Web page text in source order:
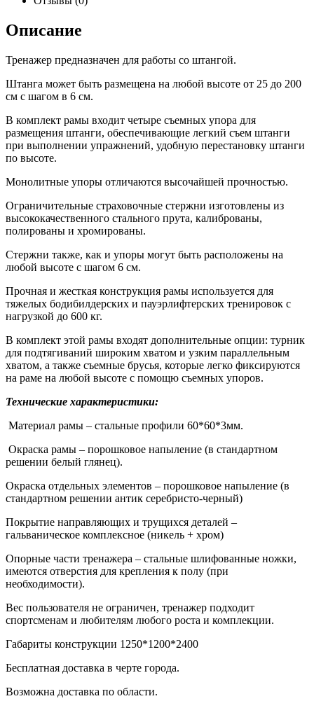
Описание
Тренажер предназначен для работы со штангой.
Штанга может быть размещена на любой высоте от 25 до 200
см с шагом в 6 см.
В комплект рамы входит четыре съемных упора для
размещения штанги, обеспечивающие легкий съем штанги
при выполнении упражнений, удобную перестановку штанги
по высоте.
Монолитные упоры отличаются высочайшей прочностью.
Ограничительные страховочные стержни изготовлены из
высококачественного стального прута, калиброваны,
полированы и хромированы.
Стержни также, как и упоры могут быть расположены на
любой высоте с шагом 6 см.
Прочная и жесткая конструкция рамы используется для
тяжелых бодибилдерских и пауэрлифтерских тренировок с
нагрузкой до 600 кг.
В комплект этой рамы входят дополнительные опции: турник
для подтягиваний широким хватом и узким параллельным
хватом, а также съемные брусья, которые легко фиксируются
на раме на любой высоте с помощю съемных упоров.
Технические характеристики:
Материал рамы – стальные профили 60*60*3мм.
Окраска рамы – порошковое напыление (в стандартном
решении белый глянец).
Окраска отдельных элементов – порошковое напыление (в
стандартном решении антик серебристо-черный)
Покрытие направляющих и трущихся деталей –
гальваническое комплексное (никель + хром)
Опорные части тренажера – стальные шлифованные ножки,
имеются отверстия для крепления к полу (при
необходимости).
Вес пользователя не ограничен, тренажер подходит
спортсменам и любителям любого роста и комплекции.
Габариты конструкции 1250*1200*2400
Бесплатная доставка в черте города.
Возможна доставка по области.